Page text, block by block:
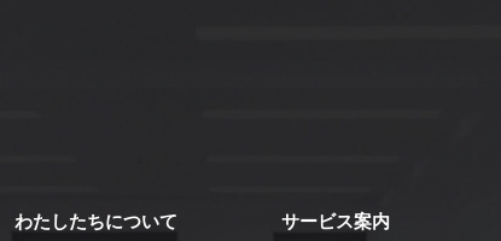
わたしたちについて
サービス案内